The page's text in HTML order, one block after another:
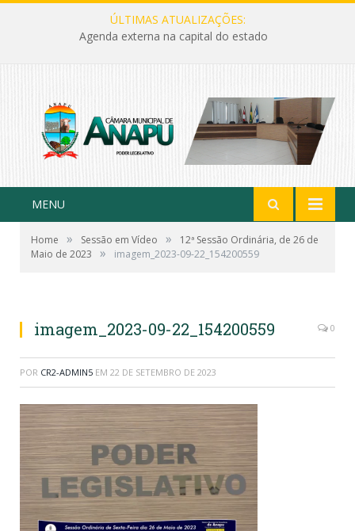
ÚLTIMAS ATUALIZAÇÕES:
Agenda externa na capital do estado
MENU
Home » Sessão em Vídeo »
12ª Sessão Ordinária, de 26 de
Maio de 2023
» imagem_2023-09-22_154200559
imagem_2023-09-22_154200559 0
POR CR2-ADMIN5 EM 22 DE SETEMBRO DE 2023